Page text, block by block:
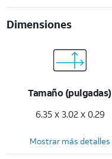
Dimensiones
Tamaño (pulgadas)
6.35 x 3.02 x 0.29
Mostrar más detalles